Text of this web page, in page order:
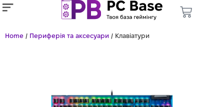
Home / Периферія та аксесуари / Клавіатури